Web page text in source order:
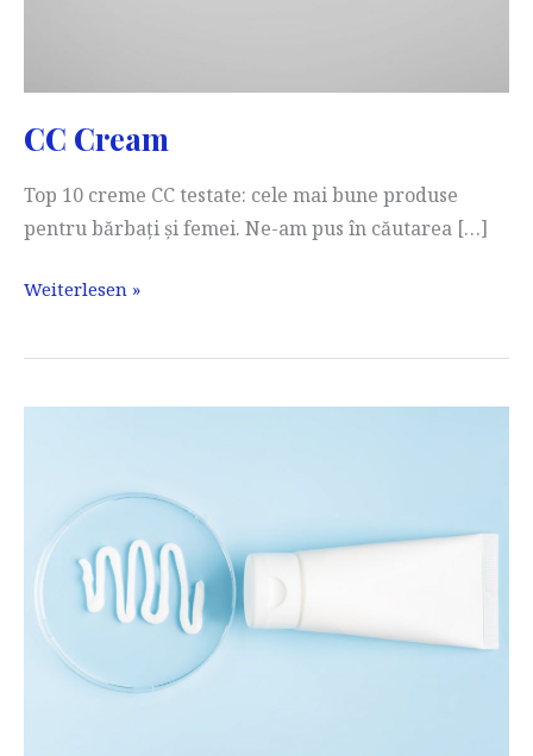
CC Cream
Top 10 creme CC testate: cele mai bune produse
pentru bărbați și femei. Ne-am pus în căutarea […]
CC
Weiterlesen »